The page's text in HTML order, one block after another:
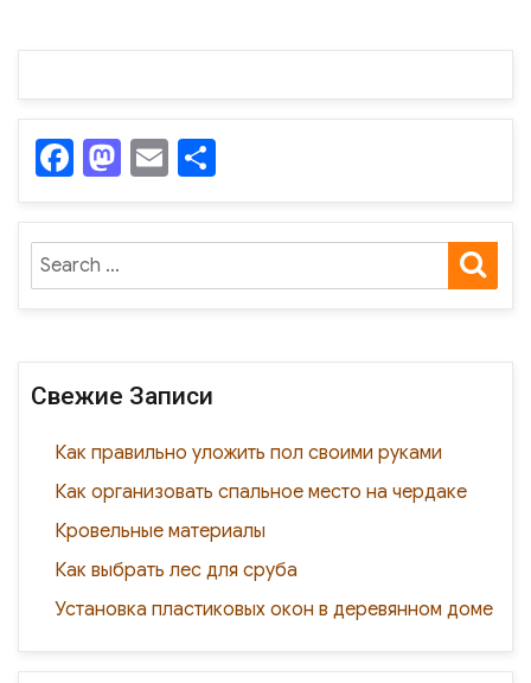
F
c
e
o
M
to
E
ail
О
п
Search
for:
Свежие Записи
Как правильно уложить пол своими руками
Как организовать спальное место на чердаке
Кровельные материалы
Как выбрать лес для сруба
Установка пластиковых окон в деревянном доме